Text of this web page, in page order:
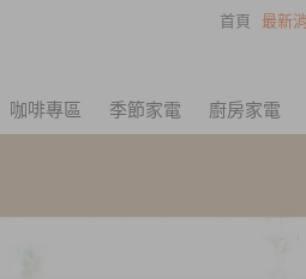
首頁 最新
咖啡專區 季節家電 廚房家電